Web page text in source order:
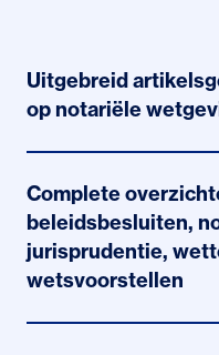
Uitgebreid
op notariële
artikelsgewijs
zowel civiel, fiscaal en
Wwft/AML.
Complete
beleidsbesluiten,
jurisprudentie,
wetsvoorstellen